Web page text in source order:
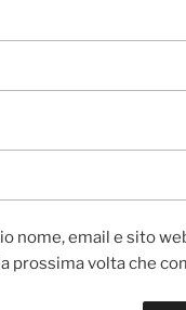
nome, email e sito
prossima volta che